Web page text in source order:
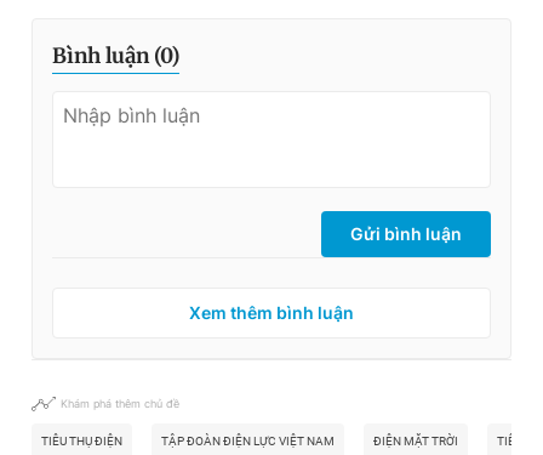
Bình luận (0)
Gửi bình luận
Xem thêm bình luận
Khám phá thêm chủ đề
TIÊU THỤ ĐIỆN TẬP ĐOÀN ĐIỆN LỰC VIỆT NAM ĐIỆN MẶT TRỜI TIẾT